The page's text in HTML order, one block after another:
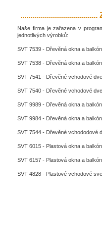
Naše firma je zařazena v
jednotlivých výrobků:
SVT 7539 - Dřevěná okna a
SVT 7538 - Dřevěná okna a
SVT 7541 - Dřevěné vchodové
SVT 7540 - Dřevěné vchodové
SVT 9989 - Dřevěná okna a
SVT 9984 - Dřevěná okna a
SVT 7544 - Dřevěné vchododové
SVT 6015 - Plastová okna a
SVT 6157 - Plastová okna a
SVT 4828 - Plastové vchodové